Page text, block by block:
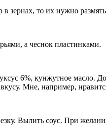
зернах, то их нужно
а чеснок пластинками.
6%, кунжутное масло.
Мне, например,
Вылить соус. При